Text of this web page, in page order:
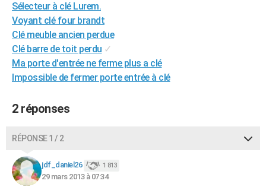
Art de vivre
Bien-être
Loisirs
Mode
Modes de vie
SANTE
Alimentation
Guide de la santé
Maladies
Médicaments
Sommeil
VOYAGE
Destinations
City break
Voyage nature
Voyage de noces
Forum
Climat
+PHOTO
GUIDES D'ACHAT
BONS PLANS
Dictionnaire
Biographies
Citations
Expressions
Proverbes
PROGRAMME TV
Sélecteur à clé Lurem.
Voyant clé four brandt
Clé meuble ancien perdue
Clé barre de toit perdu ✓
Ma porte d'entrée ne ferme plus a clé
Impossible de fermer porte entrée à clé
2 réponses
RÉPONSE 1 / 2
jdf_daniel26 1 813
29 mars 2013 à 07:34